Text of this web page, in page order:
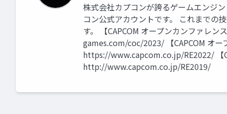
株式会社カプコンが誇るゲームエンジ
コン公式アカウントです。 これまでの
す。 【CAPCOM オープンカンファレ
games.com/coc/2023/ 【CAPCOM オ
https://www.capcom.co.jp/RE2022/ 【
http://www.capcom.co.jp/RE2019/